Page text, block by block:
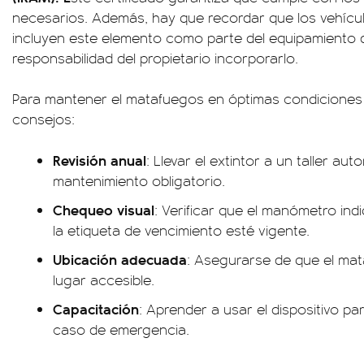
necesarios. Además, hay que recordar que los
incluyen este elemento como parte del equipamiento
responsabilidad del propietario incorporarlo.
Para mantener el matafuegos en óptimas
consejos:
Revisión anual: Llevar el extintor a un taller
mantenimiento obligatorio.
Chequeo visual: Verificar que el manómetro
la etiqueta de vencimiento esté vigente.
Ubicación adecuada: Asegurarse de que el
lugar accesible.
Capacitación: Aprender a usar el dispositivo
caso de emergencia.